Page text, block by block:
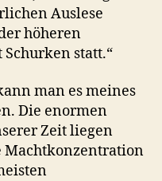
Auslese
höheren
statt.“
man es meines
Die enormen
Zeit liegen
Machtkonzentration